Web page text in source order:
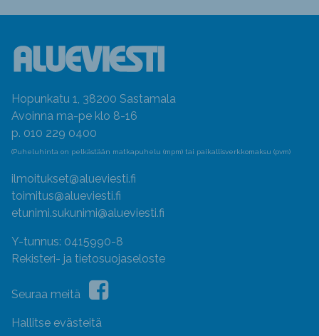
Hopunkatu 1, 38200 Sastamala
Avoinna ma-pe klo 8-16
p. 010 229 0400
(Puheluhinta on pelkästään matkapuhelu (mpm) tai paikallisverkkomaksu (pvm)
ilmoitukset@alueviesti.fi
toimitus@alueviesti.fi
etunimi.sukunimi@alueviesti.fi
Y-tunnus: 0415990-8
Rekisteri- ja tietosuojaseloste
Seuraa meitä
Hallitse evästeitä